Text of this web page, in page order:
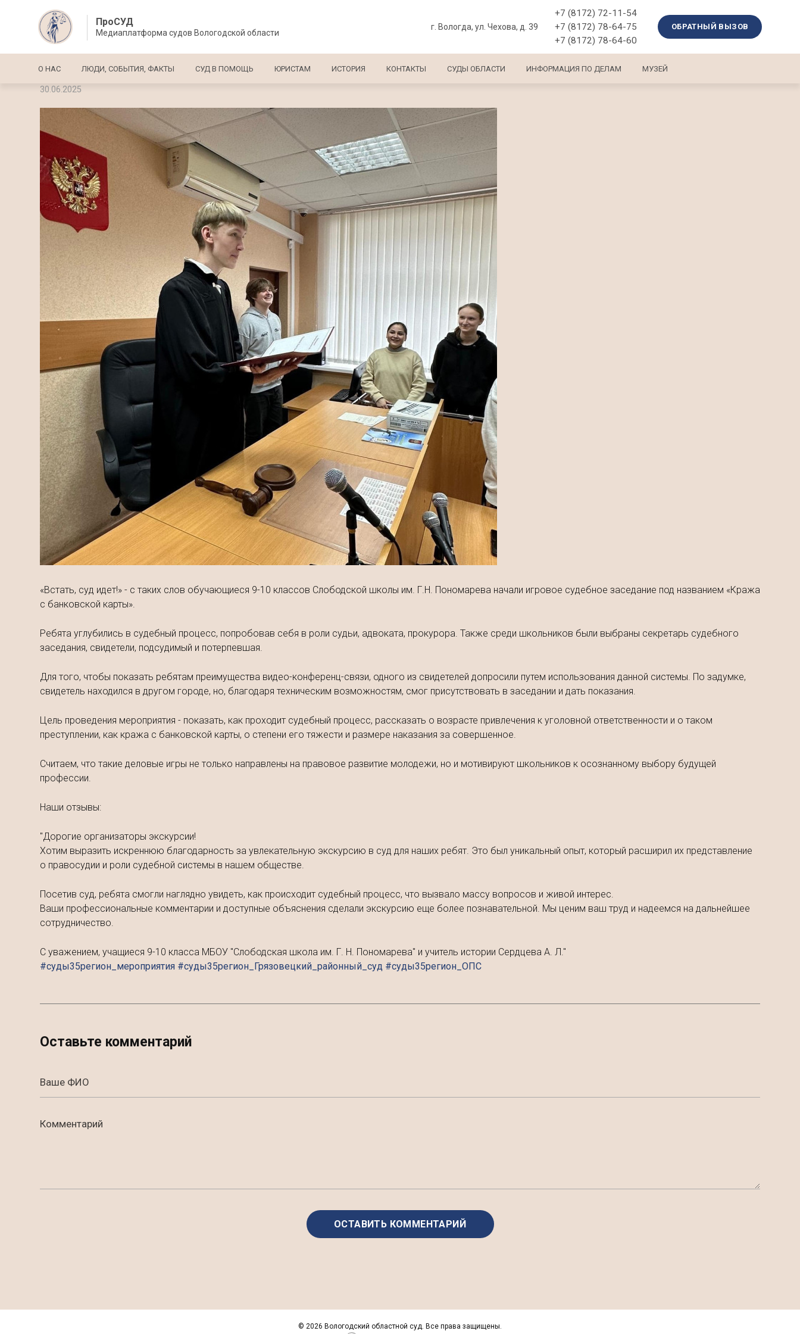
ПроСУД
Медиаплатформа судов Вологодской области
г. Вологда, ул. Чехова, д. 39
+7 (8172) 72-11-54
+7 (8172) 78-64-75
+7 (8172) 78-64-60
ОБРАТНЫЙ ВЫЗОВ
Основная навигация
О НАС ЛЮДИ, СОБЫТИЯ, ФАКТЫ СУД В ПОМОЩЬ ЮРИСТАМ ИСТОРИЯ КОНТАКТЫ СУДЫ ОБЛАСТИ ИНФОРМАЦИЯ ПО ДЕЛАМ МУЗЕЙ
30.06.2025
️«Встать, суд идет!» - с таких слов обучающиеся 9-10 классов Слободской школы им. Г.Н. Пономарева начали игровое судебное заседание под названием «Кража
с банковской карты».
Ребята углубились в судебный процесс, попробовав себя в роли судьи, адвоката, прокурора. Также среди школьников были выбраны секретарь судебного
заседания, свидетели, подсудимый и потерпевшая.
Для того, чтобы показать ребятам преимущества видео-конференц-связи, одного из свидетелей допросили путем использования данной системы. По задумке,
свидетель находился в другом городе, но, благодаря техническим возможностям, смог присутствовать в заседании и дать показания.
Цель проведения мероприятия - показать, как проходит судебный процесс, рассказать о возрасте привлечения к уголовной ответственности и о таком
преступлении, как кража с банковской карты, о степени его тяжести и размере наказания за совершенное.
Считаем, что такие деловые игры не только направлены на правовое развитие молодежи, но и мотивируют школьников к осознанному выбору будущей
профессии.
Наши отзывы:
"Дорогие организаторы экскурсии!
Хотим выразить искреннюю благодарность за увлекательную экскурсию в суд для наших ребят. Это был уникальный опыт, который расширил их представление
о правосудии и роли судебной системы в нашем обществе.
Посетив суд, ребята смогли наглядно увидеть, как происходит судебный процесс, что вызвало массу вопросов и живой интерес.
Ваши профессиональные комментарии и доступные объяснения сделали экскурсию еще более познавательной. Мы ценим ваш труд и надеемся на дальнейшее
сотрудничество.
С уважением, учащиеся 9-10 класса МБОУ "Слободская школа им. Г. Н. Пономарева" и учитель истории Сердцева А. Л."
#суды35регион_мероприятия #суды35регион_Грязовецкий_районный_суд #суды35регион_ОПС
Оставьте комментарий
© 2026 Вологодский областной суд. Все права защищены.